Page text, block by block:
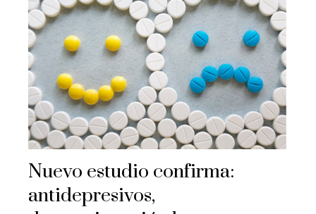
Nuevo estudio confirma:
antidepresivos,